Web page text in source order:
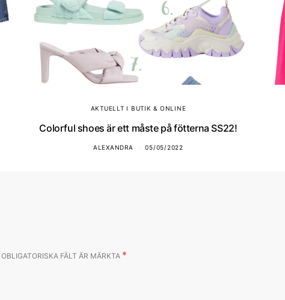
AKTUELLT I BUTIK & ONLINE
Colorful shoes är ett måste på fötterna SS22!
ALEXANDRA 05/05/2022
OBLIGATORISKA FÄLT ÄR MÄRKTA *